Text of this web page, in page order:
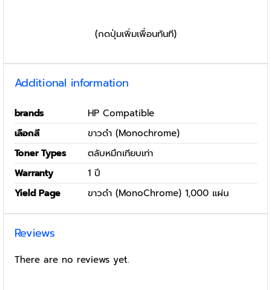
(กดปุ่มเพิ่มเพื่อนทันที)
Additional information
brands
HP Compatible
เลือกสี
ขาวดำ (Monochrome)
Toner Types
ตลับหมึกเทียบเท่า
Warranty
1 ปี
Yield Page
ขาวดำ (MonoChrome) 1,000 แผ่น
Reviews
There are no reviews yet.